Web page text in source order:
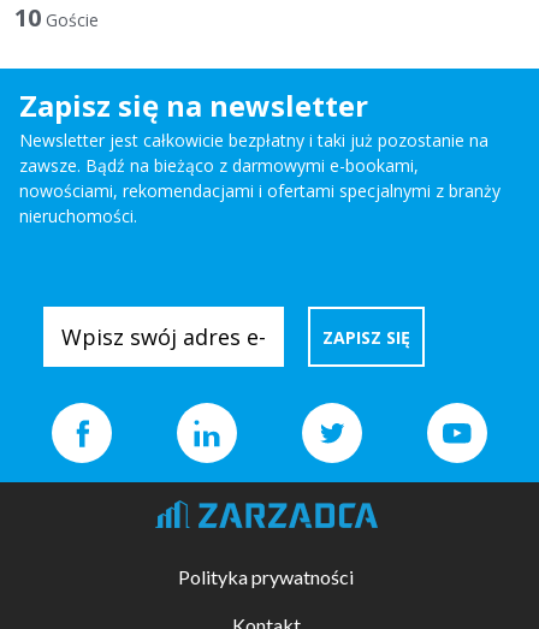
10 Goście
Zapisz się na newsletter
Newsletter jest całkowicie bezpłatny i taki już pozostanie na
zawsze. Bądź na bieżąco z darmowymi e-bookami,
nowościami, rekomendacjami i ofertami specjalnymi z branży
nieruchomości.
Polityka prywatności